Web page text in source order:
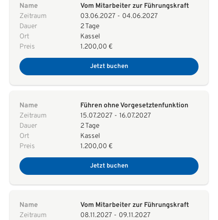
Name
Vom Mitarbeiter zur Führungskraft
Zeitraum
03.06.2027 - 04.06.2027
Dauer
2 Tage
Ort
Kassel
Preis
1.200,00 €
Jetzt buchen
Name
Führen ohne Vorgesetztenfunktion
Zeitraum
15.07.2027 - 16.07.2027
Dauer
2 Tage
Ort
Kassel
Preis
1.200,00 €
Jetzt buchen
Name
Vom Mitarbeiter zur Führungskraft
Zeitraum
08.11.2027 - 09.11.2027